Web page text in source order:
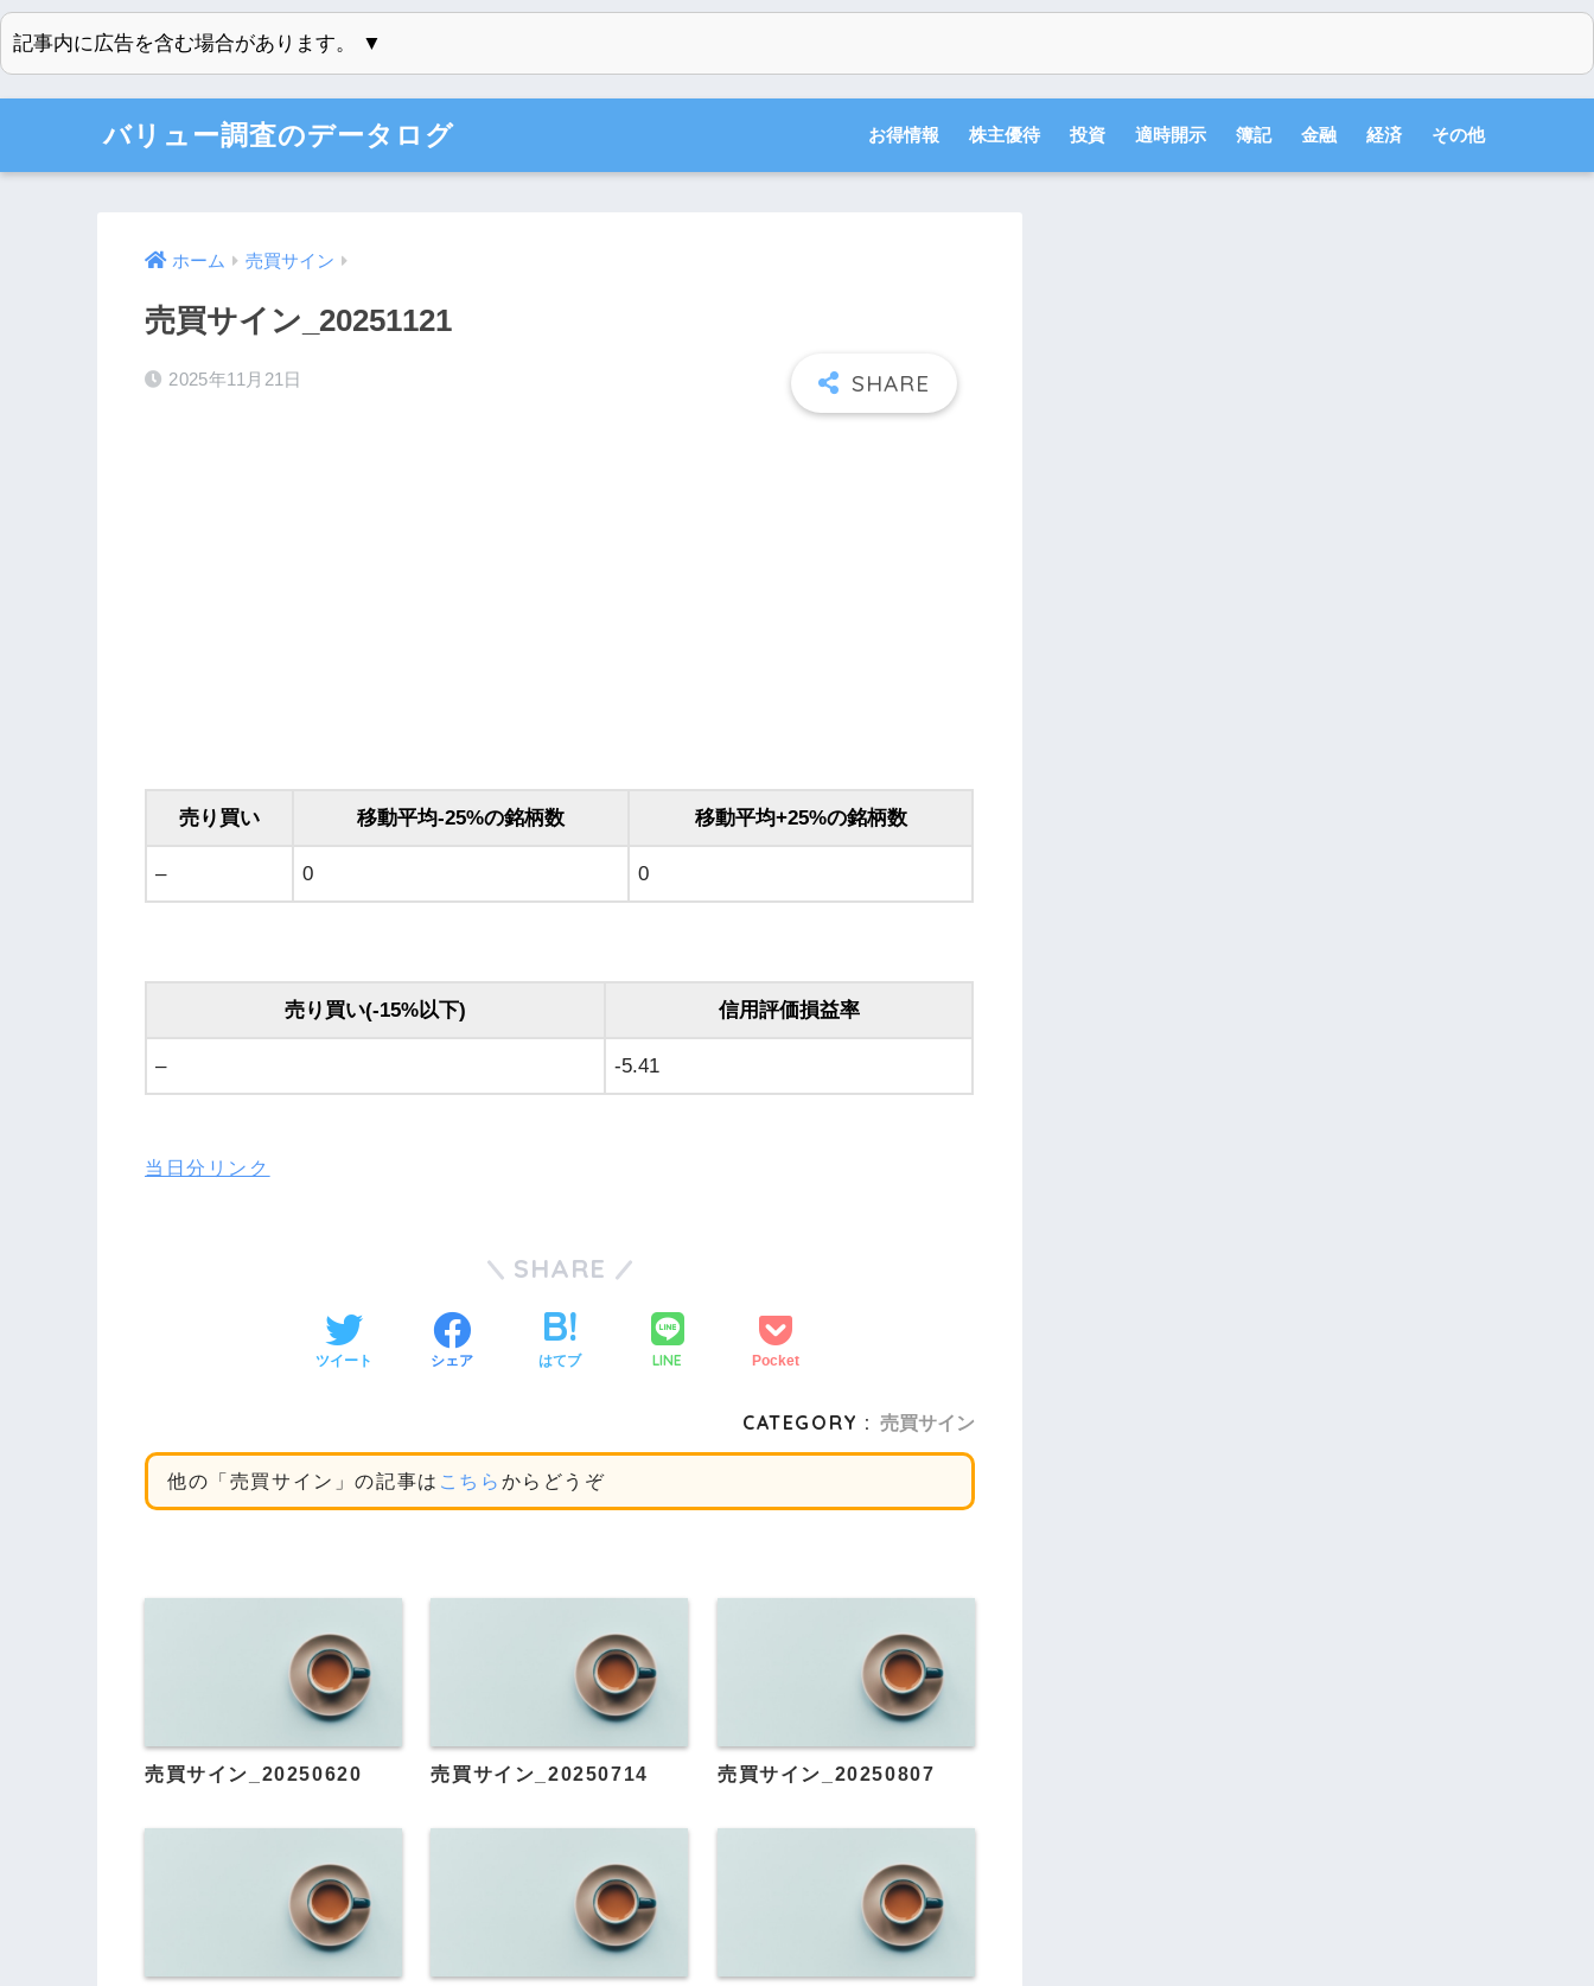
記事内に広告を含む場合があります。 ▼
バリュー調査のデータログ お得情報 株主優待 投資 適時開示 簿記 金融 経済 その他
ホーム 売買サイン
売買サイン_20251121
2025年11月21日
売り買い 移動平均-25%の銘柄数 移動平均+25%の銘柄数
– 0 0
売り買い(-15%以下) 信用評価損益率
– -5.41
当日分リンク
SHARE
ツイート シェア はてブ LINE Pocket
CATEGORY : 売買サイン
他の「売買サイン」の記事は こちら からどうぞ
売買サイン_20250620 売買サイン_20250714 売買サイン_20250807